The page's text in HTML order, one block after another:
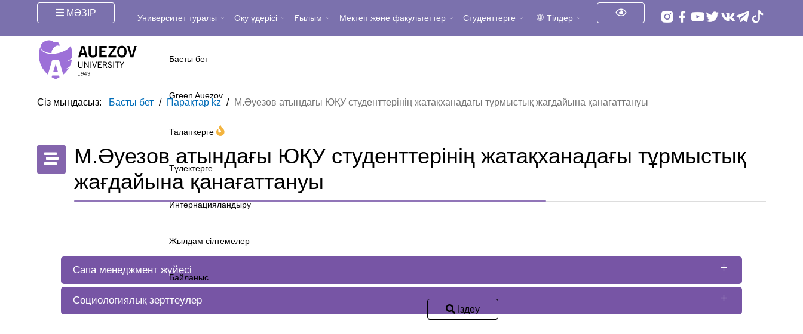
МӘЗІР Университет туралы Оқу үдерісі Ғылым Мектеп және факультеттер Студенттерге Тілдер
Басты бет
Green Auezov
Талапкерге
Түлектерге
Интернацияландыру
Жылдам сілтемелер
Байланыс
Іздеу
Сіз мындасыз: Басты бет / Парақтар kz / М.Әуезов атындағы ЮҚУ студенттерінің жатақханадағы тұрмыстық жағдайына қанағаттануы
М.Әуезов атындағы ЮҚУ студенттерінің жатақханадағы тұрмыстық
жағдайына қанағаттануы
Сапа менеджмент жүйесі
Социологиялық зерттеулер